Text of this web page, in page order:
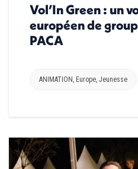
Vol’In Green : un
européen de
PACA
ANIMATION Europe Jeunesse